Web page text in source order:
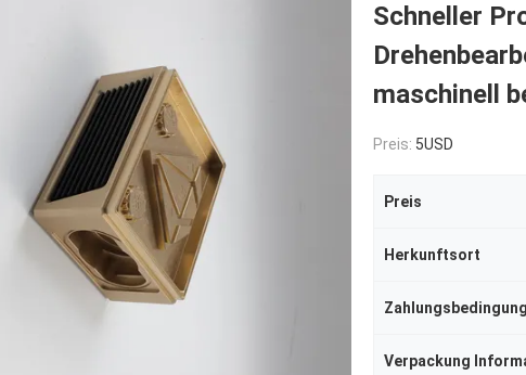
Schneller
maschinell
Preis: 5USD
Preis
Herkunftsort
Verpackung